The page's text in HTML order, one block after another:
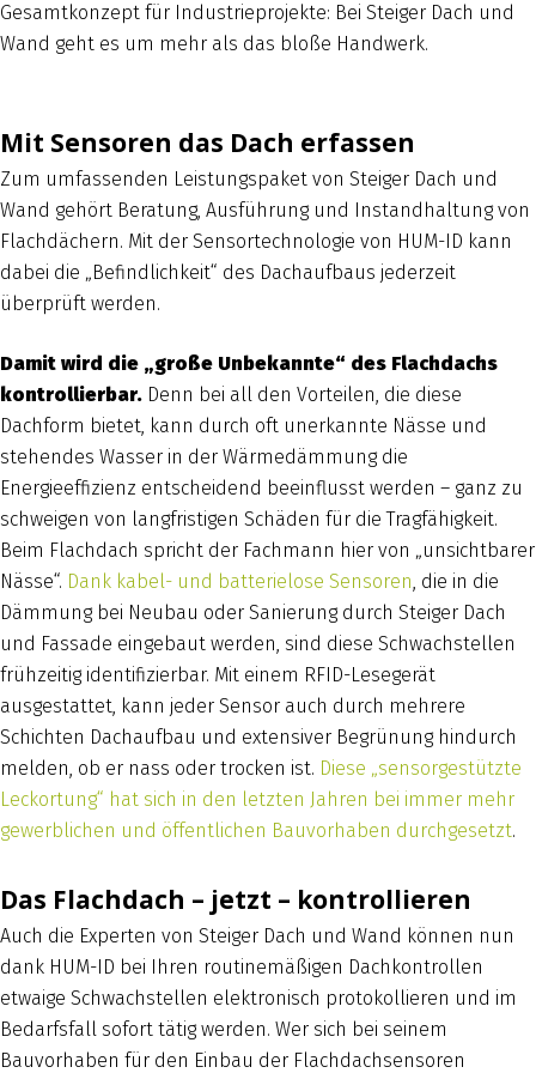
Gesamtkonzept für Industrieprojekte: Bei Steiger Dach und
Wand geht es um mehr als das bloße Handwerk.
Mit Sensoren das Dach erfassen
Zum umfassenden Leistungspaket von Steiger Dach und
Wand gehört Beratung, Ausführung und Instandhaltung von
Flachdächern. Mit der Sensortechnologie von HUM-ID kann
dabei die „Befindlichkeit“ des Dachaufbaus jederzeit
überprüft werden.
Damit wird die „große Unbekannte“ des Flachdachs
kontrollierbar. Denn bei all den Vorteilen, die diese
Dachform bietet, kann durch oft unerkannte Nässe und
stehendes Wasser in der Wärmedämmung die
Energieeffizienz entscheidend beeinflusst werden – ganz zu
schweigen von langfristigen Schäden für die Tragfähigkeit.
Beim Flachdach spricht der Fachmann hier von „unsichtbarer
Nässe“. Dank kabel- und batterielose Sensoren, die in die
Dämmung bei Neubau oder Sanierung durch Steiger Dach
und Fassade eingebaut werden, sind diese Schwachstellen
frühzeitig identifizierbar. Mit einem RFID-Lesegerät
ausgestattet, kann jeder Sensor auch durch mehrere
Schichten Dachaufbau und extensiver Begrünung hindurch
melden, ob er nass oder trocken ist. Diese „sensorgestützte
Leckortung“ hat sich in den letzten Jahren bei immer mehr
gewerblichen und öffentlichen Bauvorhaben durchgesetzt.
Das Flachdach – jetzt – kontrollieren
Auch die Experten von Steiger Dach und Wand können nun
dank HUM-ID bei Ihren routinemäßigen Dachkontrollen
etwaige Schwachstellen elektronisch protokollieren und im
Bedarfsfall sofort tätig werden. Wer sich bei seinem
Bauvorhaben für den Einbau der Flachdachsensoren